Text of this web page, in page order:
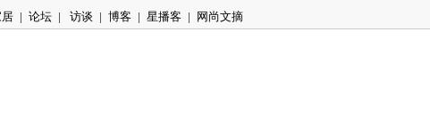
| 论坛 | 访谈 | 博客 | 星播客 | 网尚文摘